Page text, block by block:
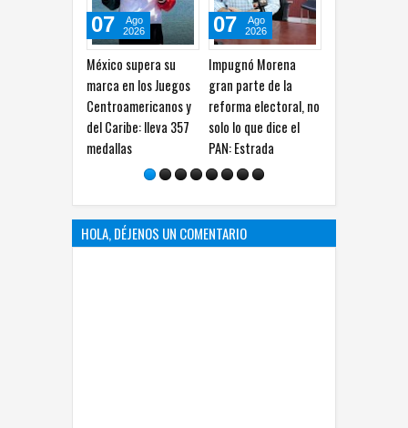
México supera su
marca en los Juegos
Centroamericanos y
del Caribe: lleva 357
2026
Impugnó Morena
gran parte de la
reforma electoral, no
solo lo que dice el
PAN: Estrada
07
2026
Adolescente de 14
años mata a sus
abuelos y a cinco más
en colegio de
07
HOLA, DÉJENOS UN COMENTARIO